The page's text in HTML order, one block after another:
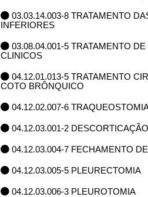
03.03.14.003-8 TRATAMENTO
INFERIORES
03.08.04.001-5 TRATAMENTO
CLINICOS
04.12.01.013-5 TRATAMENTO
COTO BRÔNQUICO
04.12.02.007-6
04.12.03.001-2
04.12.03.004-7 FECHAMENTO
04.12.03.005-5 PLEURECTOMIA
04.12.03.006-3 PLEUROTOMIA